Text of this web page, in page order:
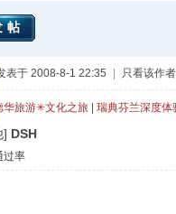
帖
表于 2008-8-1 22:35 只看该作者
华旅游✳文化之旅 | 瑞典芬兰深度
] DSH
过率